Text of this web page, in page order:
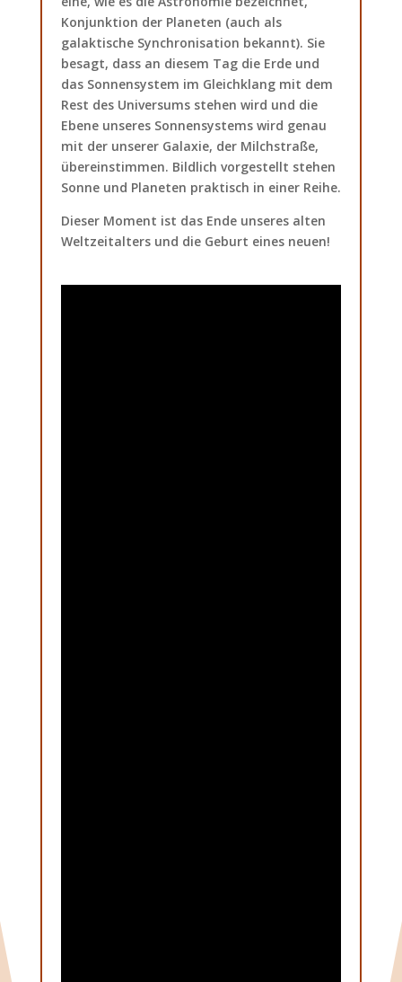
Konjunktion der Planeten (auch als
galaktische Synchronisation bekannt). Sie
besagt, dass an diesem Tag die Erde und
das Sonnensystem im Gleichklang mit dem
Rest des Universums stehen wird und die
Ebene unseres Sonnensystems wird genau
mit der unserer Galaxie, der Milchstraße,
übereinstimmen. Bildlich vorgestellt stehen
Sonne und Planeten praktisch in einer Reihe.
Dieser Moment ist das Ende unseres alten
Weltzeitalters und die Geburt eines neuen!